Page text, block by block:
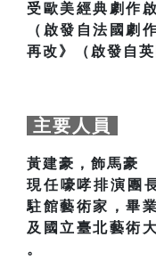
受歐美經典劇作
（啟發自法國劇
再改》（啟發自
主要人員
黃建豪，飾馬豪
現任嚎哮排演團
駐館藝術家，畢
及國立臺北藝術
。